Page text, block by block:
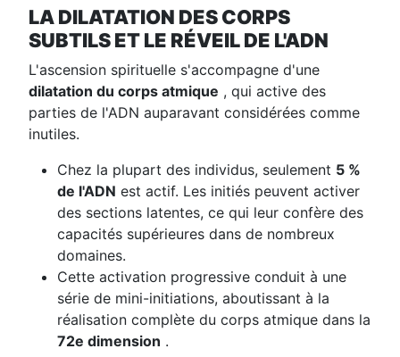
LA DILATATION DES CORPS
SUBTILS ET LE RÉVEIL DE L'ADN
L'ascension spirituelle s'accompagne d'une
dilatation du corps atmique , qui active des
parties de l'ADN auparavant considérées comme
inutiles.
Chez la plupart des individus, seulement 5 %
de l'ADN est actif. Les initiés peuvent activer
des sections latentes, ce qui leur confère des
capacités supérieures dans de nombreux
domaines.
Cette activation progressive conduit à une
série de mini-initiations, aboutissant à la
réalisation complète du corps atmique dans la
72e dimension .